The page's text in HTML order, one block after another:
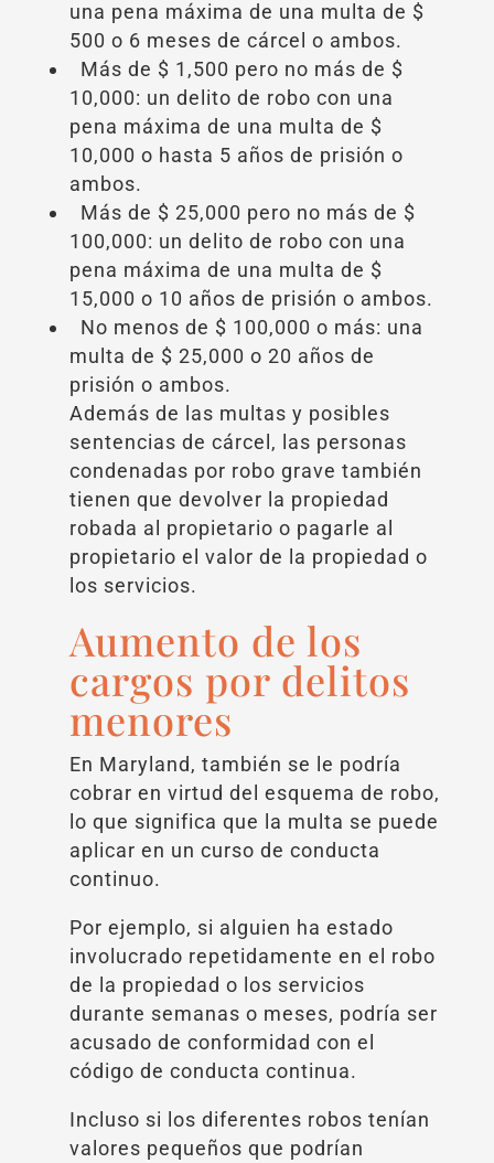
una pena máxima de una multa de $
500 o 6 meses de cárcel o ambos.
Más de $ 1,500 pero no más de $
10,000: un delito de robo con una
pena máxima de una multa de $
10,000 o hasta 5 años de prisión o
ambos.
Más de $ 25,000 pero no más de $
100,000: un delito de robo con una
pena máxima de una multa de $
15,000 o 10 años de prisión o ambos.
No menos de $ 100,000 o más: una
multa de $ 25,000 o 20 años de
prisión o ambos.
Además de las multas y posibles
sentencias de cárcel, las personas
condenadas por robo grave también
tienen que devolver la propiedad
robada al propietario o pagarle al
propietario el valor de la propiedad o
los servicios.
Aumento de los
cargos por delitos
menores
En Maryland, también se le podría
cobrar en virtud del esquema de robo,
lo que significa que la multa se puede
aplicar en un curso de conducta
continuo.
Por ejemplo, si alguien ha estado
involucrado repetidamente en el robo
de la propiedad o los servicios
durante semanas o meses, podría ser
acusado de conformidad con el
código de conducta continua.
Incluso si los diferentes robos tenían
valores pequeños que podrían